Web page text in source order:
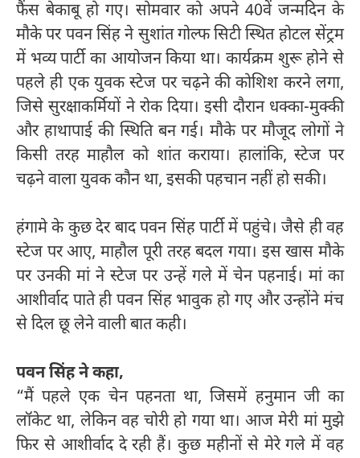
फैंस बेकाबू हो गए। सोमवार को अपने 40वें जन्मदिन के
मौके पर पवन सिंह ने सुशांत गोल्फ सिटी स्थित होटल सेंट्रम
में भव्य पार्टी का आयोजन किया था। कार्यक्रम शुरू होने से
पहले ही एक युवक स्टेज पर चढ़ने की कोशिश करने लगा,
जिसे सुरक्षाकर्मियों ने रोक दिया। इसी दौरान धक्का-मुक्की
और हाथापाई की स्थिति बन गई। मौके पर मौजूद लोगों ने
किसी तरह माहौल को शांत कराया। हालांकि, स्टेज पर
चढ़ने वाला युवक कौन था, इसकी पहचान नहीं हो सकी।
हंगामे के कुछ देर बाद पवन सिंह पार्टी में पहुंचे। जैसे ही वह
स्टेज पर आए, माहौल पूरी तरह बदल गया। इस खास मौके
पर उनकी मां ने स्टेज पर उन्हें गले में चेन पहनाई। मां का
आशीर्वाद पाते ही पवन सिंह भावुक हो गए और उन्होंने मंच
से दिल छू लेने वाली बात कही।
पवन सिंह ने कहा,
“मैं पहले एक चेन पहनता था, जिसमें हनुमान जी का
लॉकेट था, लेकिन वह चोरी हो गया था। आज मेरी मां मुझे
फिर से आशीर्वाद दे रही हैं। कुछ महीनों से मेरे गले में वह